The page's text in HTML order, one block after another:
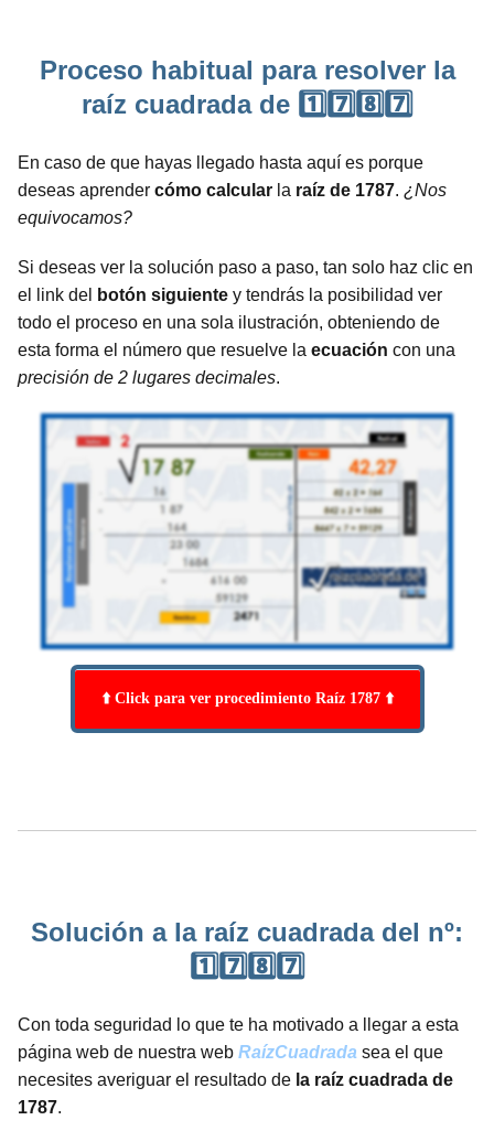
Proceso habitual para resolver la
raíz cuadrada de 1️⃣7️⃣8️⃣7️⃣
En caso de que hayas llegado hasta aquí es porque
deseas aprender cómo calcular la raíz de 1787. ¿Nos
equivocamos?
Si deseas ver la solución paso a paso, tan solo haz clic en
el link del
botón siguiente y tendrás la posibilidad ver
todo el proceso en una sola ilustración, obteniendo de
esta forma el número que resuelve la ecuación con una
precisión de 2 lugares decimales.
⬆️ Click para ver procedimiento Raíz 1787 ⬆️
Solución a la raíz cuadrada del nº:
1️⃣7️⃣8️⃣7️⃣
Con toda seguridad lo que te ha motivado a llegar a esta
página web de nuestra web RaízCuadrada sea el que
necesites averiguar el resultado de la raíz cuadrada de
1787.